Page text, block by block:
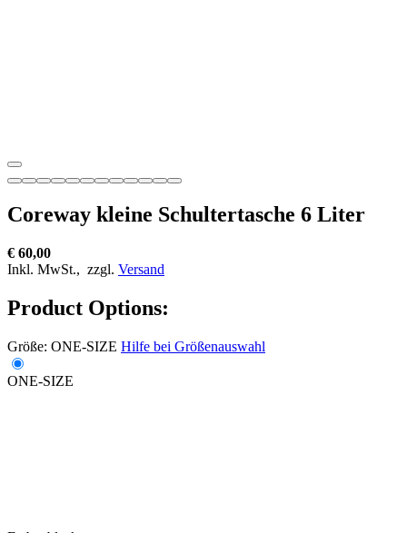
Coreway kleine Schultertasche 6 Liter
€ 60,00
Inkl. MwSt., zzgl. Versand
Product Options:
Größe: ONE-SIZE Hilfe bei Größenauswahl
ONE-SIZE